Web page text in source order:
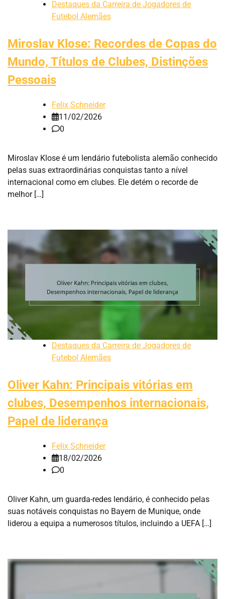
Destaques da Carreira de Jogadores de
Futebol Alemães
Miroslav Klose: Recordes de Copas do
Mundo, Títulos de Clubes, Distinções
Pessoais
Felix Schneider
11/02/2026
0
Miroslav Klose é um lendário futebolista alemão conhecido
pelas suas extraordinárias conquistas tanto a nível
internacional como em clubes. Ele detém o recorde de
melhor […]
Destaques da Carreira de Jogadores de
Futebol Alemães
Oliver Kahn: Principais vitórias em
clubes, Desempenhos internacionais,
Papel de liderança
Felix Schneider
18/02/2026
0
Oliver Kahn, um guarda-redes lendário, é conhecido pelas
suas notáveis conquistas no Bayern de Munique, onde
liderou a equipa a numerosos títulos, incluindo a UEFA […]